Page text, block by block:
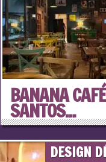
BANANA
SANTOS...
DESIGN